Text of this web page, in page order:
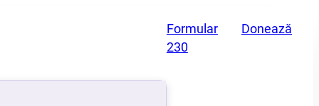
Formular
230
Donează